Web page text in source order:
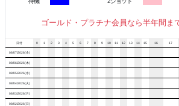
ゴールド・プラチナ会員なら半年間ま
日付 0 1 2 3 4 5 6 7 8 9 10 11 12 13 14 15 16 17
08/07/2026(金)
08/06/2026(木)
08/05/2026(水)
08/04/2026(火)
08/03/2026(月)
08/02/2026(日)